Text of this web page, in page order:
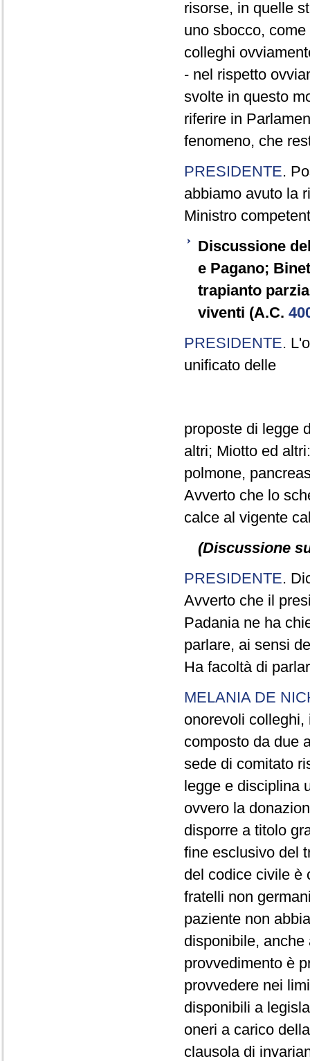
risorse, in quelle
uno sbocco,
colleghi
- nel rispetto
svolte in questo
riferire in
fenomeno, che
PRESIDENTE.
abbiamo avuto la
Ministro
Discussione
e Pagano;
trapianto
viventi (A.C.
PRESIDENTE.
unificato delle
proposte di legge
altri; Miotto ed
polmone,
Avverto che lo
calce al vigente
(Discussione
PRESIDENTE.
Avverto che il
Padania ne ha
parlare, ai sensi
Ha facoltà di
MELANIA DE
onorevoli
composto da due
sede di comitato
legge e disciplina
ovvero la
disporre a titolo
fine esclusivo del
del codice civile è
fratelli non
paziente non
disponibile,
provvedimento è
provvedere nei
disponibili a
oneri a carico
clausola di